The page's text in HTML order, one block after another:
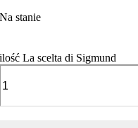
Na stanie
ilość La scelta di Sigmund